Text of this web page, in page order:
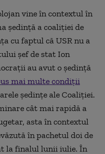
vine în contextul în
ședință a coaliției de
cu faptul că USR nu a
șef de stat Ion
au avut o ședință
mai multe condiții
ședințe ale Coaliției.
cât mai rapidă a
asta în contextul
în pachetul doi de
la finalul lunii iulie. În